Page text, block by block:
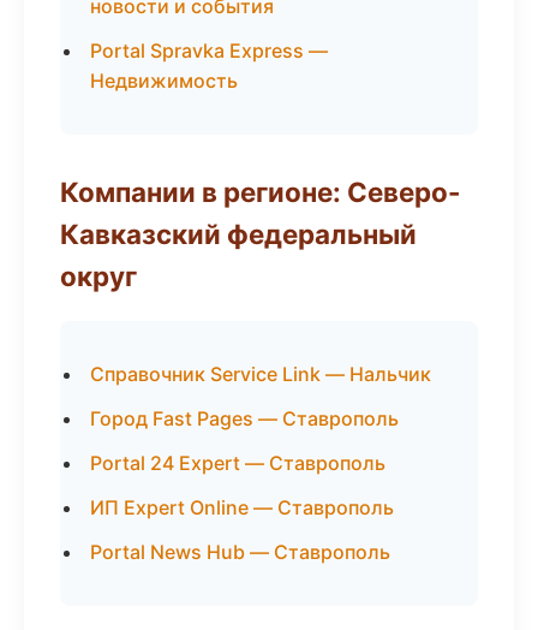
новости и события
Portal Spravka Express —
Недвижимость
Компании в регионе: Северо-
Кавказский федеральный
округ
Справочник Service Link — Нальчик
Город Fast Pages — Ставрополь
Portal 24 Expert — Ставрополь
ИП Expert Online — Ставрополь
Portal News Hub — Ставрополь